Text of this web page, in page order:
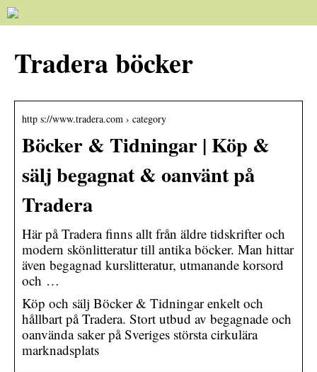
Tradera böcker
http s://www.tradera.com › category
Böcker & Tidningar | Köp &
sälj begagnat & oanvänt på
Tradera
Här på Tradera finns allt från äldre tidskrifter och
modern skönlitteratur till antika böcker. Man hittar
även begagnad kurslitteratur, utmanande korsord
och …
Köp och sälj Böcker & Tidningar enkelt och
hållbart på Tradera. Stort utbud av begagnade och
oanvända saker på Sveriges största cirkulära
marknadsplats